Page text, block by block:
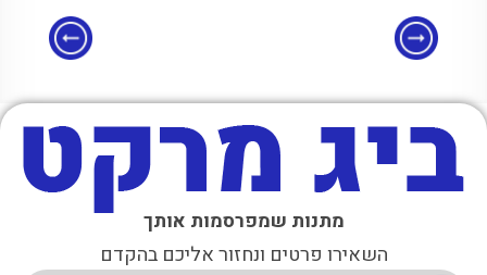
מתנות שמפרסמות אותך
השאירו פרטים ונחזור אליכם בהקדם